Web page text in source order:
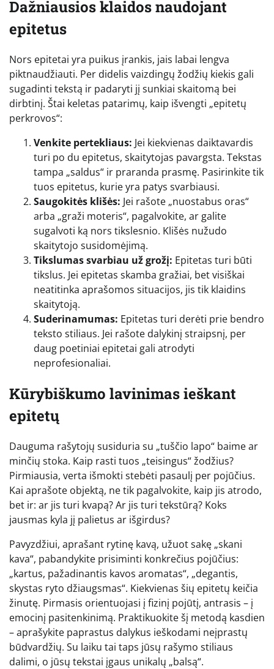
Dažniausios klaidos naudojant
epitetus
Nors epitetai yra puikus įrankis, jais labai lengva
piktnaudžiauti. Per didelis vaizdingų žodžių kiekis gali
sugadinti tekstą ir padaryti jį sunkiai skaitomą bei
dirbtinį. Štai keletas patarimų, kaip išvengti „epitetų
perkrovos“:
Venkite pertekliaus: Jei kiekvienas daiktavardis
turi po du epitetus, skaitytojas pavargsta. Tekstas
tampa „saldus“ ir praranda prasmę. Pasirinkite tik
tuos epitetus, kurie yra patys svarbiausi.
Saugokitės klišės: Jei rašote „nuostabus oras“
arba „graži moteris“, pagalvokite, ar galite
sugalvoti ką nors tikslesnio. Klišės nužudo
skaitytojo susidomėjimą.
Tikslumas svarbiau už grožį: Epitetas turi būti
tikslus. Jei epitetas skamba gražiai, bet visiškai
neatitinka aprašomos situacijos, jis tik klaidins
skaitytoją.
Suderinamumas: Epitetas turi derėti prie bendro
teksto stiliaus. Jei rašote dalykinį straipsnį, per
daug poetiniai epitetai gali atrodyti
neprofesionaliai.
Kūrybiškumo lavinimas ieškant
epitetų
Dauguma rašytojų susiduria su „tuščio lapo“ baime ar
minčių stoka. Kaip rasti tuos „teisingus“ žodžius?
Pirmiausia, verta išmokti stebėti pasaulį per pojūčius.
Kai aprašote objektą, ne tik pagalvokite, kaip jis atrodo,
bet ir: ar jis turi kvapą? Ar jis turi tekstūrą? Koks
jausmas kyla jį palietus ar išgirdus?
Pavyzdžiui, aprašant rytinę kavą, užuot sakę „skani
kava“, pabandykite prisiminti konkrečius pojūčius:
„kartus, pažadinantis kavos aromatas“, „degantis,
skystas ryto džiaugsmas“. Kiekvienas šių epitetų keičia
žinutę. Pirmasis orientuojasi į fizinį pojūtį, antrasis – į
emocinį pasitenkinimą. Praktikuokite šį metodą kasdien
– aprašykite paprastus dalykus ieškodami neįprastų
būdvardžių. Su laiku tai taps jūsų rašymo stiliaus
dalimi, o jūsų tekstai įgaus unikalų „balsą“.